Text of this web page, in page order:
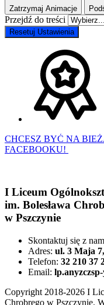
Zatrzymaj Animacje
Przejdź do treści
Resetuj Ustawienia
CHCESZ BYĆ NA
FACEBOOKU!
I Liceum
im. Bolesława
w Pszczynie
Skontaktuj się z
Adres: ul. 3 Maja
Telefon: 32 210 37
Email:
Copyright 2018-2026 I
Chrobrego w Pszczynie.